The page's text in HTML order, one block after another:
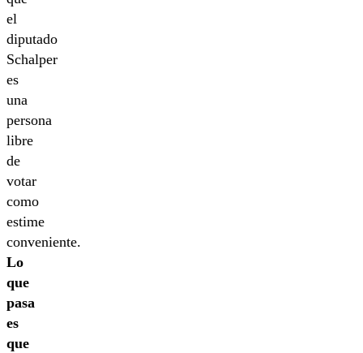
el
diputado
Schalper
es
una
persona
libre
de
votar
como
estime
conveniente.
Lo
que
pasa
es
que